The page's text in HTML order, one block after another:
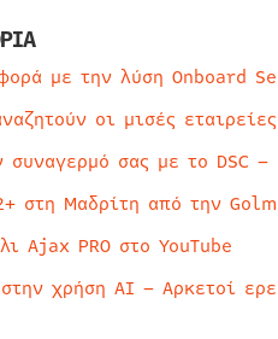
με την λύση
οι μισές εταιρείες
σας με το DSC –
στη Μαδρίτη από την
Ajax PRO στο YouTube
χρήση AI – Αρκετοί